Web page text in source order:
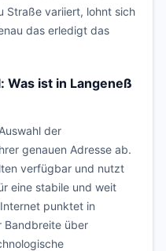
Straße variiert, lohnt sich
das erledigt das
Was ist in Langeneß
der
genauen Adresse ab.
verfügbar und nutzt
eine stabile und weit
punktet in
Bandbreite über